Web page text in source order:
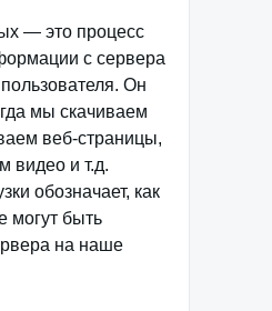
— это процесс
с сервера
Он
мы скачиваем
веб-страницы,
видео и т.д.
обозначает, как
могут быть
на наше